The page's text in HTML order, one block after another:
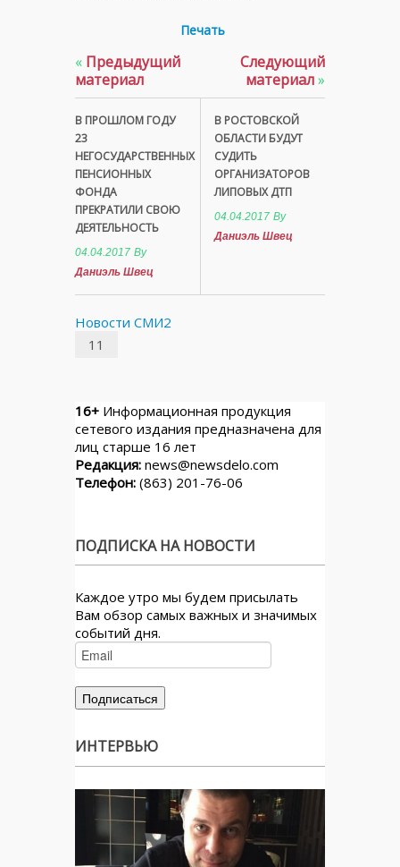
Печать
« Предыдущий
материал
В ПРОШЛОМ ГОДУ
23
НЕГОСУДАРСТВЕННЫХ
ПЕНСИОННЫХ
ФОНДА
ПРЕКРАТИЛИ СВОЮ
ДЕЯТЕЛЬНОСТЬ
04.04.2017 By
Даниэль Швец
Следующий
материал»
В РОСТОВСКОЙ
ОБЛАСТИ БУДУТ
СУДИТЬ
ОРГАНИЗАТОРОВ
ЛИПОВЫХ ДТП
04.04.2017 By
Даниэль Швец
Новости СМИ2
11
16+ Информационная продукция
сетевого издания предназначена для
лиц старше 16 лет
Редакция: news@newsdelo.com
Телефон: (863) 201-76-06
ПОДПИСКА НА НОВОСТИ
Каждое утро мы будем присылать
Вам обзор самых важных и значимых
событий дня.
ИНТЕРВЬЮ